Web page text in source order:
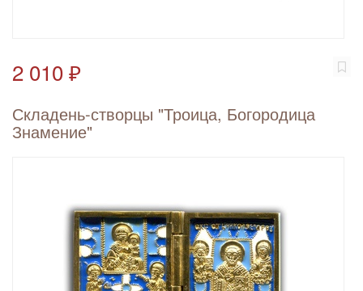
2 010 ₽
Складень-створцы "Троица, Богородица
Знамение"